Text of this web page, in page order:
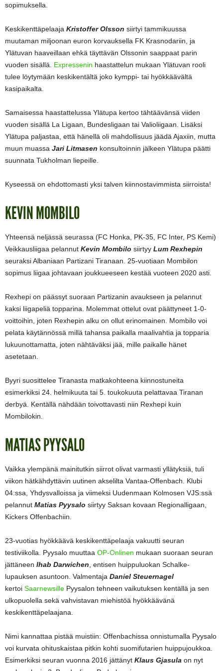
sopimuksella.
Keskikenttäpelaaja Kristoffer Olsson siirtyi tammikuussa
muutaman miljoonan euron korvauksella FK Krasnodariin, ja
Ylätuvan haaveillaan ehkä täyttävän Olssonin saappaat parin
vuoden sisällä. Expressenin haastattelun mukaan Ylätuvan rooli
tulee löytymään keskikentältä joko kymppi- tai hyökkäävältä
kasipaikalta.
Samaisessa haastattelussa Ylätupa kertoo tähtäävänsä viiden
vuoden sisällä La Ligaan, Bundesligaan tai Valioliigaan. Lisäksi
Ylätupa paljastaa, että hänellä oli mahdollisuus jäädä Ajaxiin, mutta
muun muassa Jari Litmasen konsultoinnin jälkeen Ylätupa päätti
suunnata Tukholman liepeille.
Kyseessä on ehdottomasti yksi talven kiinnostavimmista siirroista!
KEVIN MOMBILO
Yhteensä neljässä seurassa (FC Honka, PK-35, FC Inter, PS Kemi)
Veikkausliigaa pelannut Kevin Mombilo siirtyy Lum Rexhepin
seuraksi Albaniaan Partizani Tiranaan. 25-vuotiaan Mombilon
sopimus liigaa johtavaan joukkueeseen kestää vuoteen 2020 asti.
Rexhepi on päässyt suoraan Partizanin avaukseen ja pelannut
kaksi liigapeliä topparina. Molemmat ottelut ovat päättyneet 1-0-
voittoihin, joten Rexhepin alku on ollut erinomainen. Mombilo voi
pelata käytännössä millä tahansa paikalla maalivahtia ja topparia
lukuunottamatta, joten nähtäväksi jää, mille paikalle hänet
asetetaan.
Byyri suosittelee Tiranasta matkakohteena kiinnostuneita
esimerkiksi 24. helmikuuta tai 5. toukokuuta pelattavaa Tiranan
derbyä. Kentällä nähdään toivottavasti niin Rexhepi kuin
Mombilokin.
MATIAS PYYSALO
Vaikka ylempänä mainitutkin siirrot olivat varmasti yllätyksiä, tuli
viikon hätkähdyttävin uutinen akselilta Vantaa-Offenbach. Klubi
04:ssa, Yhdysvalloissa ja viimeksi Uudenmaan Kolmosen VJS:ssä
pelannut Matias Pyysalo siirtyy Saksan kovaan Regionalligaan,
Kickers Offenbachiin.
23-vuotias hyökkäävä keskikenttäpelaaja vakuutti seuran
testiviikolla. Pyysalo muuttaa OP-Onlinen mukaan suoraan seuran
jättäneen Ihab Darwichen , entisen huippuluokan Schalke-
lupauksen asuntoon. Valmentaja Daniel Steuernagel
kertoi Saarnewsille Pyysalon tehneen vaikutuksen kentällä ja sen
ulkopuolella sekä vahvistavan miehistöä hyökkäävänä
keskikenttäpelaajana.
Nimi kannattaa pistää muistiin: Offenbachissa onnistumalla Pyysalo
voi kurvata ohituskaistaa pitkin kohti suomifutarien huippujoukkoa.
Esimerkiksi seuran vuonna 2016 jättänyt Klaus Gjasula on nyt